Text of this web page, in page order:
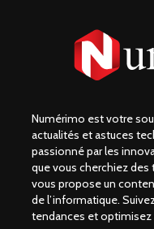
Numérimo est votre
actualités et astuces
passionné par les
que vous cherchiez
vous propose un
de l’informatique.
tendances et optimisez